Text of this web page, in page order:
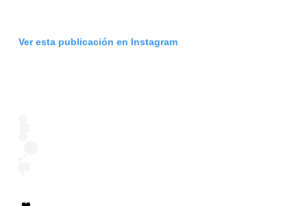
Ver esta publicación en Instagram